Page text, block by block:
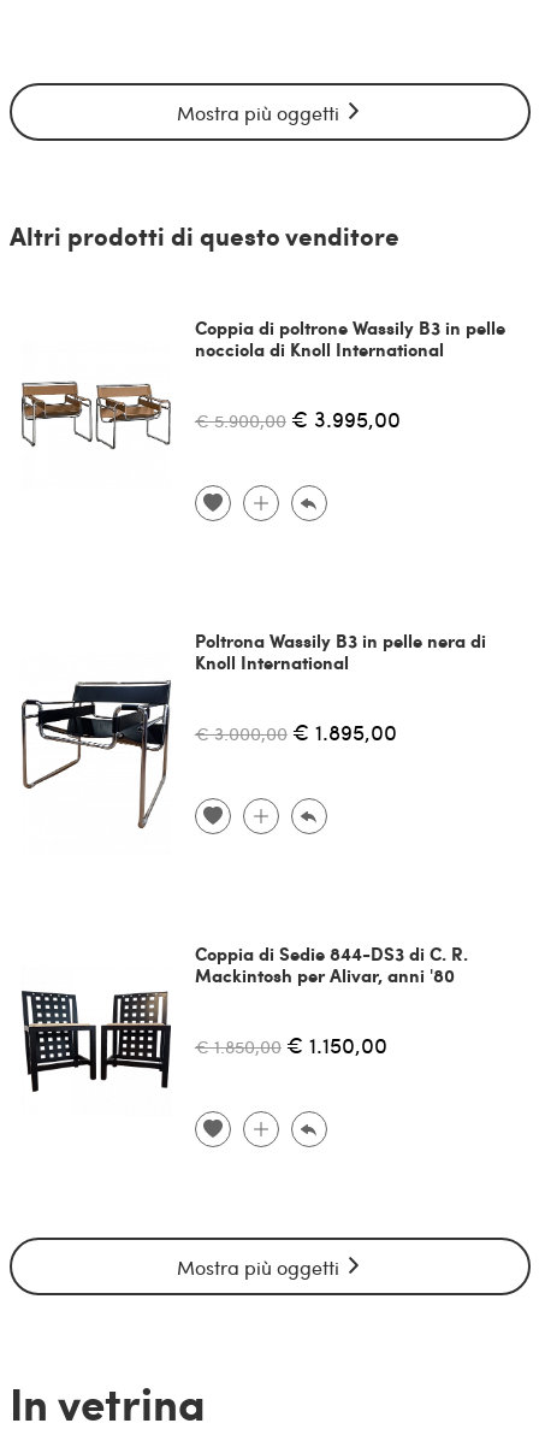
Mostra più oggetti
Altri prodotti di questo venditore
Coppia di poltrone Wassily B3 in pelle
nocciola di Knoll International
€ 5.900,00 € 3.995,00
Poltrona Wassily B3 in pelle nera di
Knoll International
€ 3.000,00 € 1.895,00
Coppia di Sedie 844-DS3 di C. R.
Mackintosh per Alivar, anni '80
€ 1.850,00 € 1.150,00
Mostra più oggetti
In vetrina